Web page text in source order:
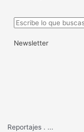
Newsletter
Reportajes . ...